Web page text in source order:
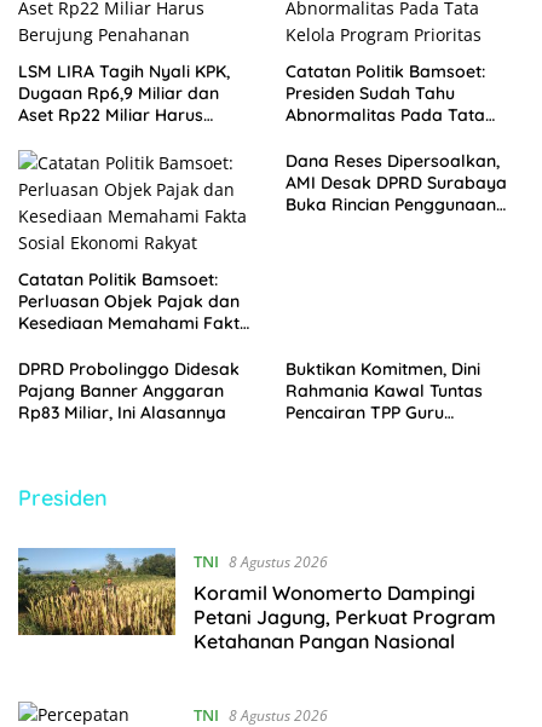
LSM LIRA Tagih Nyali KPK,
Dugaan Rp6,9 Miliar dan
Aset Rp22 Miliar Harus
Catatan Politik Bamsoet:
Presiden Sudah Tahu
Abnormalitas Pada Tata
Catatan Politik Bamsoet:
Perluasan Objek Pajak dan
Kesediaan Memahami Fakta
Dana Reses Dipersoalkan,
AMI Desak DPRD Surabaya
Buka Rincian Penggunaan
DPRD Probolinggo Didesak
Pajang Banner Anggaran
Rp83 Miliar, Ini Alasannya
Buktikan Komitmen, Dini
Rahmania Kawal Tuntas
Pencairan TPP Guru
Presiden
TNI 8 Agustus 2026
Koramil Wonomerto Dampingi
Petani Jagung, Perkuat Program
Ketahanan Pangan Nasional
TNI 8 Agustus 2026